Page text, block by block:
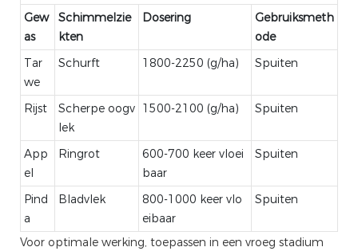
Gew
as
Schimmelzie
kten
Dosering
Gebruiksmeth
ode
Tar
we
Schurft 1800-2250 (g/ha) Spuiten
Rijst
Scherpe oogv
lek
1500-2100 (g/ha) Spuiten
App
el
Ringrot
600-700 keer vloei
baar
Spuiten
Pind
a
Bladvlek
800-1000 keer vlo
eibaar
Spuiten
Voor optimale werking, toepassen in een vroeg stadium